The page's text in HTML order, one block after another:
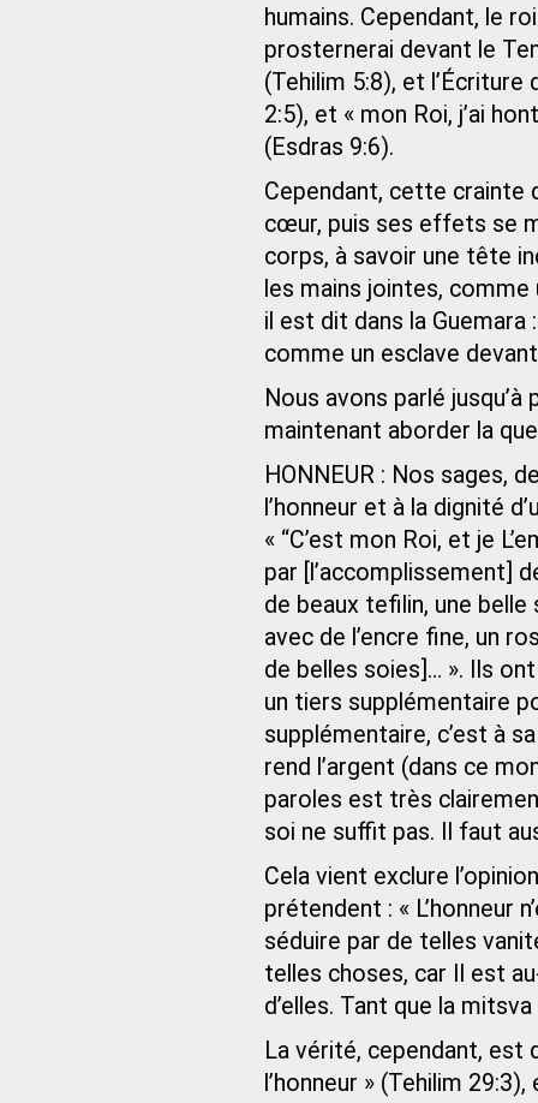
humains. Cependant, le
prosternerai devant le
(Tehilim 5:8), et
2:5), et « mon Roi, j’ai
(Esdras 9:6).
Cependant, cette crainte
cœur, puis ses effets se
corps, à savoir une tête
les mains jointes,
il est dit dans la Guemara
comme un esclave
Nous avons parlé
maintenant aborder la
HONNEUR : Nos sages,
l’honneur et à la dignité
« “C’est mon Roi, et je
par [l’accomplissement]
de beaux tefilin, une belle
avec de l’encre fine, un
de belles soies]… ». Ils
un tiers supplémentaire
supplémentaire, c’est à
rend l’argent (dans ce
paroles est très
soi ne suffit pas. Il faut
Cela vient exclure
prétendent : « L’honneur
séduire par de telles
telles choses, car Il est
d’elles. Tant que la
La vérité, cependant, est
l’honneur » (Tehilim